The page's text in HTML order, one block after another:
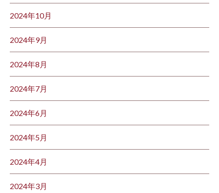
2024年10月
2024年9月
2024年8月
2024年7月
2024年6月
2024年5月
2024年4月
2024年3月